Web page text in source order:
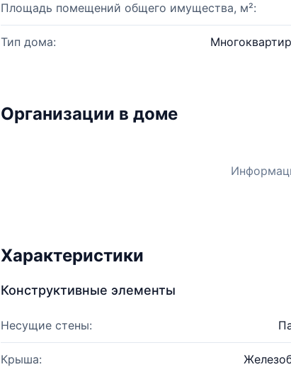
Площадь помещений общего имущества, м²:
Тип дома:
Организации в доме
Характеристики
Конструктивные элементы
Несущие стены:
Крыша: